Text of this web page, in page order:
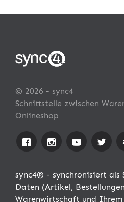
© 2026 - sync4
Schnittstelle zwischen
Onlineshop
sync4® - synchronisiert als
Daten (Artikel,
Warenwirtschaft und Ihrem